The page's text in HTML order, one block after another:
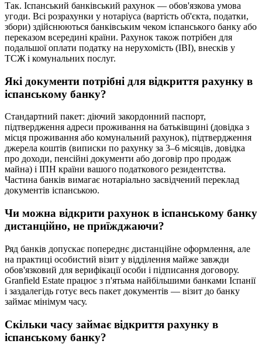
Так. Іспанський банківський рахунок — обов'язкова умова
угоди. Всі розрахунки у нотаріуса (вартість об'єкта, податки,
збори) здійснюються банківським чеком іспанського банку або
переказом всередині країни. Рахунок також потрібен для
подальшої оплати податку на нерухомість (IBI), внесків у
ТСЖ і комунальних послуг.
Які документи потрібні для відкриття рахунку в
іспанському банку?
Стандартний пакет: діючий закордонний паспорт,
підтвердження адреси проживання на батьківщині (довідка з
місця проживання або комунальний рахунок), підтвердження
джерела коштів (виписки по рахунку за 3–6 місяців, довідка
про доходи, пенсійні документи або договір про продаж
майна) і ІПН країни вашого податкового резидентства.
Частина банків вимагає нотаріально засвідчений переклад
документів іспанською.
Чи можна відкрити рахунок в іспанському банку
дистанційно, не приїжджаючи?
Ряд банків допускає попереднє дистанційне оформлення, але
на практиці особистий візит у відділення майже завжди
обов'язковий для верифікації особи і підписання договору.
Granfield Estate працює з п'ятьма найбільшими банками Іспанії
і заздалегідь готує весь пакет документів — візит до банку
займає мінімум часу.
Скільки часу займає відкриття рахунку в
іспанському банку?